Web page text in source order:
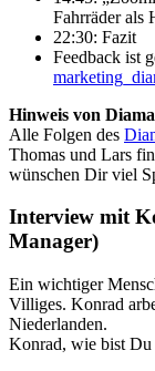
Fahrräder als
22:30: Fazit
Feedback ist
Hinweis von
Alle Folgen des
Thomas und Lars
wünschen Dir viel
Interview mit
Manager)
Ein wichtiger
Villiges. Konrad
Niederlanden.
Konrad, wie bist Du